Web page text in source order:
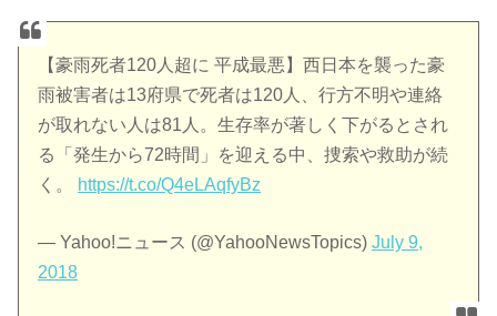
【豪雨死者120人超に 平成最悪】西日本を襲った豪
雨被害者は13府県で死者は120人、行方不明や連絡
が取れない人は81人。生存率が著しく下がるとされ
る「発生から72時間」を迎える中、捜索や救助が続
く。
https://t.co/Q4eLAqfyBz
— Yahoo!ニュース (@YahooNewsTopics)July 9,
2018